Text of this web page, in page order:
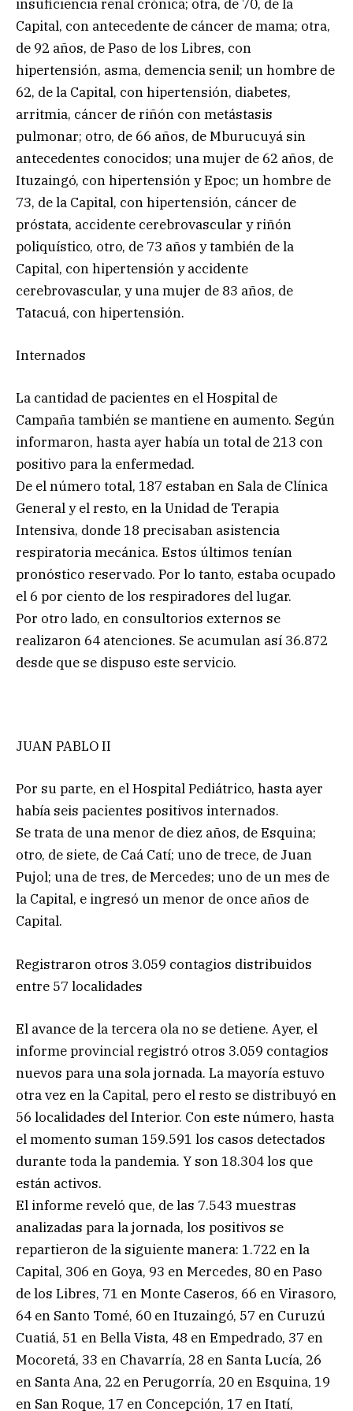
insuficiencia renal crónica; otra, de 70, de la
Capital, con antecedente de cáncer de mama; otra,
de 92 años, de Paso de los Libres, con
hipertensión, asma, demencia senil; un hombre de
62, de la Capital, con hipertensión, diabetes,
arritmia, cáncer de riñón con metástasis
pulmonar; otro, de 66 años, de Mburucuyá sin
antecedentes conocidos; una mujer de 62 años, de
Ituzaingó, con hipertensión y Epoc; un hombre de
73, de la Capital, con hipertensión, cáncer de
próstata, accidente cerebrovascular y riñón
poliquístico, otro, de 73 años y también de la
Capital, con hipertensión y accidente
cerebrovascular, y una mujer de 83 años, de
Tatacuá, con hipertensión.
Internados
La cantidad de pacientes en el Hospital de
Campaña también se mantiene en aumento. Según
informaron, hasta ayer había un total de 213 con
positivo para la enfermedad.
De el número total, 187 estaban en Sala de Clínica
General y el resto, en la Unidad de Terapia
Intensiva, donde 18 precisaban asistencia
respiratoria mecánica. Estos últimos tenían
pronóstico reservado. Por lo tanto, estaba ocupado
el 6 por ciento de los respiradores del lugar.
Por otro lado, en consultorios externos se
realizaron 64 atenciones. Se acumulan así 36.872
desde que se dispuso este servicio.
JUAN PABLO II
Por su parte, en el Hospital Pediátrico, hasta ayer
había seis pacientes positivos internados.
Se trata de una menor de diez años, de Esquina;
otro, de siete, de Caá Catí; uno de trece, de Juan
Pujol; una de tres, de Mercedes; uno de un mes de
la Capital, e ingresó un menor de once años de
Capital.
Registraron otros 3.059 contagios distribuidos
entre 57 localidades
El avance de la tercera ola no se detiene. Ayer, el
informe provincial registró otros 3.059 contagios
nuevos para una sola jornada. La mayoría estuvo
otra vez en la Capital, pero el resto se distribuyó en
56 localidades del Interior. Con este número, hasta
el momento suman 159.591 los casos detectados
durante toda la pandemia. Y son 18.304 los que
están activos.
El informe reveló que, de las 7.543 muestras
analizadas para la jornada, los positivos se
repartieron de la siguiente manera: 1.722 en la
Capital, 306 en Goya, 93 en Mercedes, 80 en Paso
de los Libres, 71 en Monte Caseros, 66 en Virasoro,
64 en Santo Tomé, 60 en Ituzaingó, 57 en Curuzú
Cuatiá, 51 en Bella Vista, 48 en Empedrado, 37 en
Mocoretá, 33 en Chavarría, 28 en Santa Lucía, 26
en Santa Ana, 22 en Perugorría, 20 en Esquina, 19
en San Roque, 17 en Concepción, 17 en Itatí,